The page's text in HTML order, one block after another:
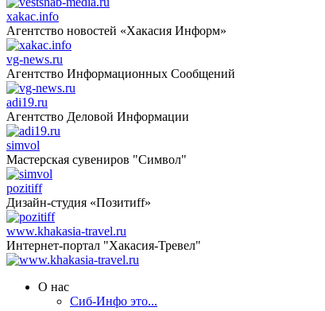
xakac.info
Агентство новостей «Хакасия Информ»
vg-news.ru
Агентство Информационных Сообщений
adi19.ru
Агентство Деловой Информации
simvol
Мастерская сувениров "Символ"
pozitiff
Дизайн-студия «Позитиff»
www.khakasia-travel.ru
Интернет-портал "Хакасия-Тревел"
О нас
Сиб-Инфо это...